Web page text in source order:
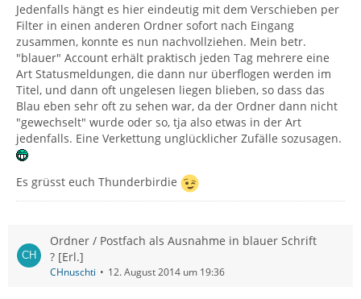
Jedenfalls hängt es hier eindeutig mit dem Verschieben per
Filter in einen anderen Ordner sofort nach Eingang
zusammen, konnte es nun nachvollziehen. Mein betr.
"blauer" Account erhält praktisch jeden Tag mehrere eine
Art Statusmeldungen, die dann nur überflogen werden im
Titel, und dann oft ungelesen liegen blieben, so dass das
Blau eben sehr oft zu sehen war, da der Ordner dann nicht
"gewechselt" wurde oder so, tja also etwas in der Art
jedenfalls. Eine Verkettung unglücklicher Zufälle sozusagen.
Es grüsst euch Thunderbirdie
Ordner / Postfach als Ausnahme in blauer Schrift
? [Erl.]
CHnuschti 12. August 2014 um 19:36